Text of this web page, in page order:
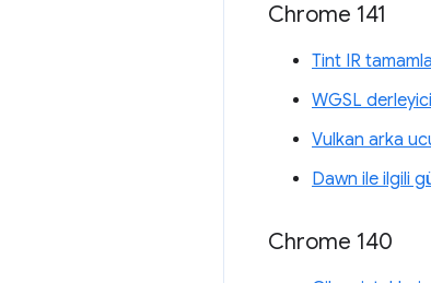
Chrome 141
Tint IR
WGSL
Vulkan arka
Dawn ile ilgili
Chrome 140